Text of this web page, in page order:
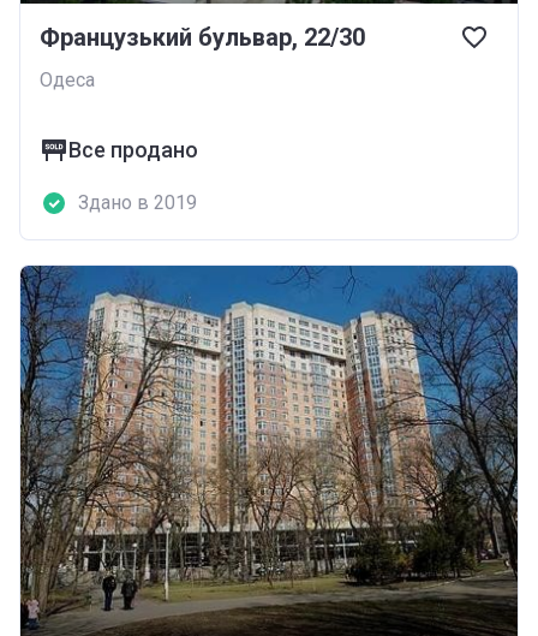
Французький бульвар, 22/30
Одеса
Все продано
Здано в 2019